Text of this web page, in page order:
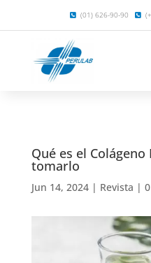
(01) 626-90-90
Qué es el
tomarlo
Jun 14, 2024| Revista |